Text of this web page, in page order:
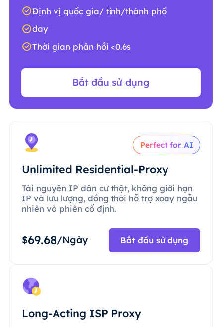
Định vị quốc gia/ tỉnh/thành phố
day
Thời gian phản hồi <0.6s
Bắt đầu sử dụng
Perfect for AI
Unlimited Residential-Proxy
Tài nguyên IP dân cư thật, không giới hạn
IP và lưu lượng, đồng thời hỗ trợ xoay ngẫu
nhiên và phiên cố định.
$69.68/Ngày Bắt đầu sử dụng
Long-Acting ISP Proxy